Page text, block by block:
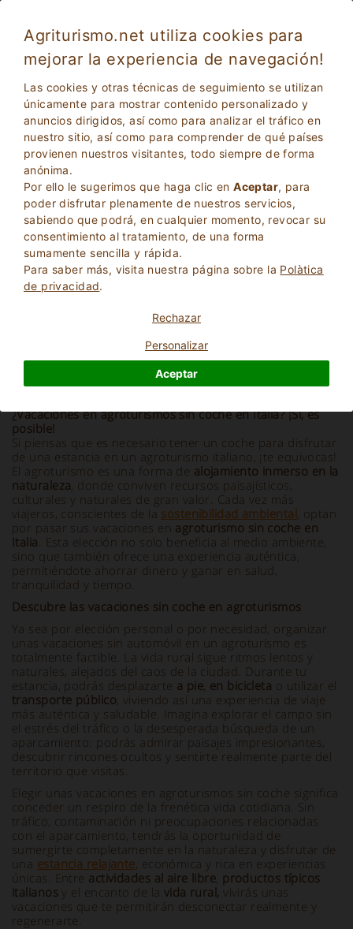
Agriturismo.net utiliza cookies para
mejorar la experiencia de navegación!
Las cookies y otras técnicas de seguimiento se utilizan
únicamente para mostrar contenido personalizado y
anuncios dirigidos, así como para analizar el tráfico en
nuestro sitio, así como para comprender de qué países
provienen nuestros visitantes, todo siempre de forma
anónima.
Por ello le sugerimos que haga clic enAceptar, para
poder disfrutar plenamente de nuestros servicios,
sabiendo que podrá, en cualquier momento, revocar su
consentimiento al tratamiento, de una forma
sumamente sencilla y rápida.
Para saber más, visita nuestra página sobre la Polà­tica
de privacidad.
Rechazar
Personalizar
Aceptar
Vacaciones en una casa de campo sin
coche
2Adultos
0Niños BÚSQUEDA
Información y descripción
¿Vacaciones en agroturismos sin coche en Italia? ¡Sí, es
posible!
Si piensas que es necesario tener un coche para disfrutar
de una estancia en un agroturismo italiano, ¡te equivocas!
El agroturismo es una forma de alojamiento inmerso en la
naturaleza, donde conviven recursos paisajísticos,
culturales y naturales de gran valor. Cada vez más
viajeros, conscientes de la sostenibilidad ambiental, optan
por pasar sus vacaciones en agroturismo sin coche en
Italia. Esta elección no solo beneficia al medio ambiente,
sino que también ofrece una experiencia auténtica,
permitiéndote ahorrar dinero y ganar en salud,
tranquilidad y tiempo.
Descubre las vacaciones sin coche en agroturismos
Ya sea por elección personal o por necesidad, organizar
unas vacaciones sin automóvil en un agroturismo es
totalmente factible. La vida rural sigue ritmos lentos y
naturales, alejados del caos de la ciudad. Durante tu
estancia, podrás desplazarte a pie, en bicicleta o utilizar el
transporte público, viviendo así una experiencia de viaje
más auténtica y saludable. Imagina explorar el campo sin
el estrés del tráfico o la desesperada búsqueda de un
aparcamiento: podrás admirar paisajes impresionantes,
descubrir rincones ocultos y sentirte realmente parte del
territorio que visitas.
Elegir unas vacaciones en agroturismos sin coche significa
conceder un respiro de la frenética vida cotidiana. Sin
tráfico, contaminación ni preocupaciones relacionadas
con el aparcamiento, tendrás la oportunidad de
sumergirte completamente en la naturaleza y disfrutar de
una estancia relajante, económica y rica en experiencias
únicas. Entre actividades al aire libre, productos típicos
italianosy el encanto de la vida rural, vivirás unas
vacaciones que te permitirán desconectar realmente y
regenerarte.